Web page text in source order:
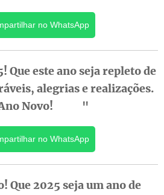
no WhatsApp
Que este ano seja repleto de
alegrias e realizações.
Novo! 🥂🍾"
no WhatsApp
Que 2025 seja um ano de